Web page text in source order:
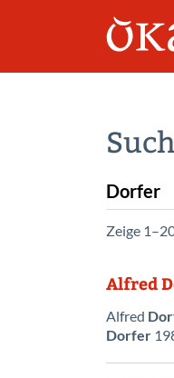
Zeige
Alfred
Alfred
Dorfer